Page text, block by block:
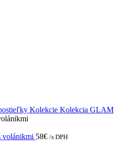
Kolekcie Kolekcia GLAM
volánikmi 58€ /s DPH